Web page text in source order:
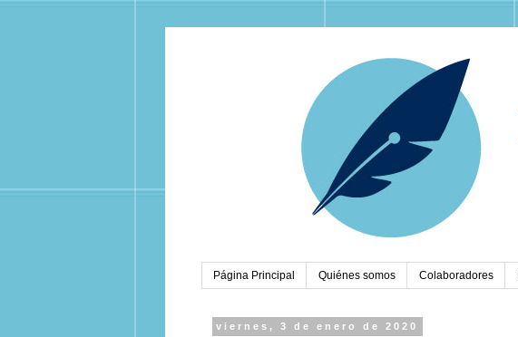
Página Principal Quiénes somos Colaboradores
viernes, 3 de enero de 2020